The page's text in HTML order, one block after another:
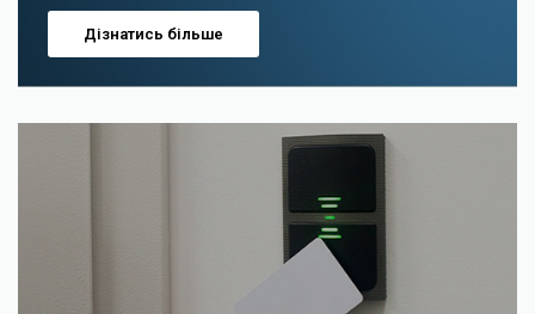
Дізнатись більше